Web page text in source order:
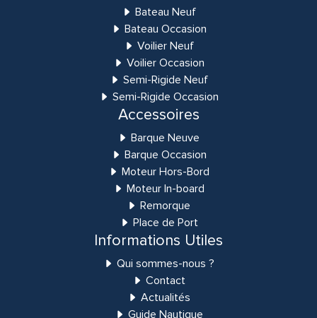
Bateau Neuf
Bateau Occasion
Voilier Neuf
Voilier Occasion
Semi-Rigide Neuf
Semi-Rigide Occasion
Accessoires
Barque Neuve
Barque Occasion
Moteur Hors-Bord
Moteur In-board
Remorque
Place de Port
Informations Utiles
Qui sommes-nous ?
Contact
Actualités
Guide Nautique